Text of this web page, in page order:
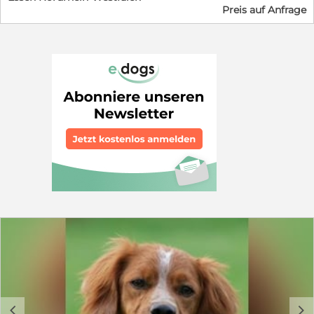
auch einen Keks dafür bekommen ;-). Alle Hunde sind
erstgeimpft, gechipt und haben einen EU-
Preis auf Anfrage
c d